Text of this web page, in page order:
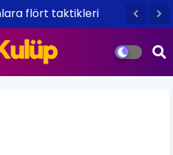
flört taktikleri